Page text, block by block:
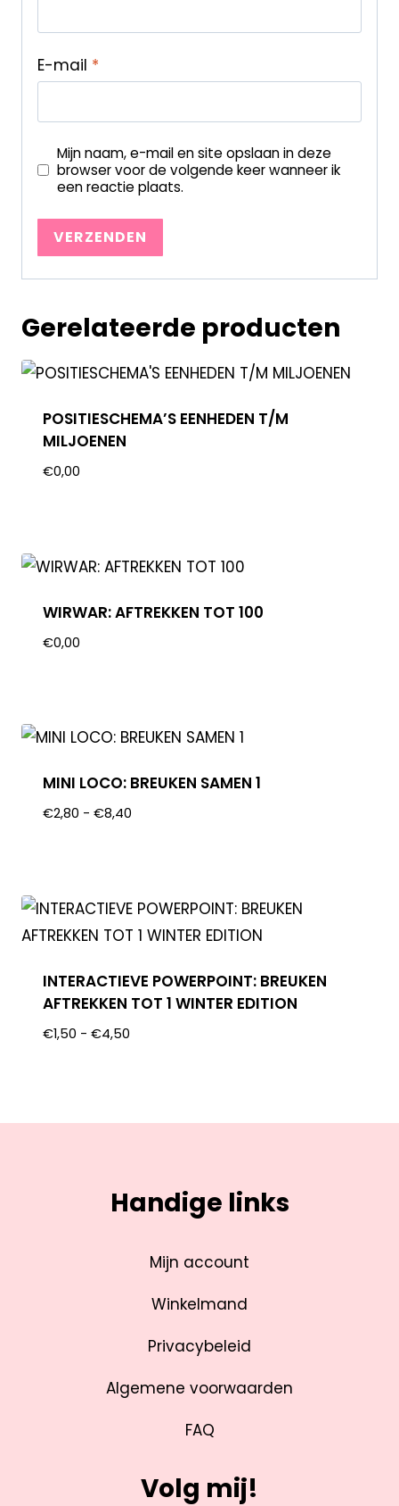
E-mail *
Mijn naam, e-mail en site opslaan in deze
browser voor de volgende keer wanneer ik
een reactie plaats.
Gerelateerde producten
POSITIESCHEMA’S EENHEDEN T/M
MILJOENEN
€0,00
WIRWAR: AFTREKKEN TOT 100
€0,00
MINI LOCO: BREUKEN SAMEN 1
€2,80 - €8,40
INTERACTIEVE POWERPOINT: BREUKEN
AFTREKKEN TOT 1 WINTER EDITION
€1,50 - €4,50
Handige links
Mijn account
Winkelmand
Privacybeleid
Algemene voorwaarden
FAQ
Volg mij!